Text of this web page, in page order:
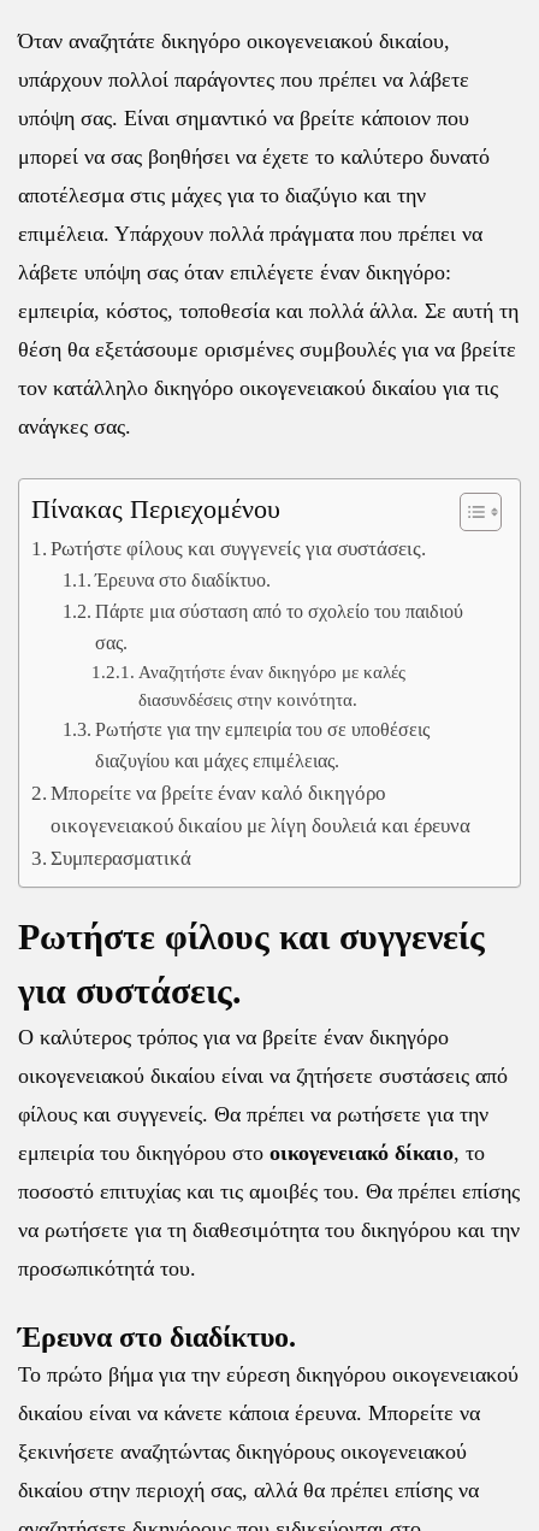
Όταν αναζητάτε δικηγόρο οικογενειακού δικαίου,
υπάρχουν πολλοί παράγοντες που πρέπει να λάβετε
υπόψη σας. Είναι σημαντικό να βρείτε κάποιον που
μπορεί να σας βοηθήσει να έχετε το καλύτερο δυνατό
αποτέλεσμα στις μάχες για το διαζύγιο και την
επιμέλεια. Υπάρχουν πολλά πράγματα που πρέπει να
λάβετε υπόψη σας όταν επιλέγετε έναν δικηγόρο:
εμπειρία, κόστος, τοποθεσία και πολλά άλλα. Σε αυτή τη
θέση θα εξετάσουμε ορισμένες συμβουλές για να βρείτε
τον κατάλληλο δικηγόρο οικογενειακού δικαίου για τις
ανάγκες σας.
Πίνακας Περιεχομένου
Ρωτήστε φίλους και συγγενείς για συστάσεις.
Έρευνα στο διαδίκτυο.
Πάρτε μια σύσταση από το σχολείο του παιδιού
σας.
Αναζητήστε έναν δικηγόρο με καλές
διασυνδέσεις στην κοινότητα.
Ρωτήστε για την εμπειρία του σε υποθέσεις
διαζυγίου και μάχες επιμέλειας.
Μπορείτε να βρείτε έναν καλό δικηγόρο
οικογενειακού δικαίου με λίγη δουλειά και έρευνα
Συμπερασματικά
Ρωτήστε φίλους και συγγενείς
για συστάσεις.
Ο καλύτερος τρόπος για να βρείτε έναν δικηγόρο
οικογενειακού δικαίου είναι να ζητήσετε συστάσεις από
φίλους και συγγενείς. Θα πρέπει να ρωτήσετε για την
εμπειρία του δικηγόρου στο οικογενειακό δίκαιο, το
ποσοστό επιτυχίας και τις αμοιβές του. Θα πρέπει επίσης
να ρωτήσετε για τη διαθεσιμότητα του δικηγόρου και την
προσωπικότητά του.
Έρευνα στο διαδίκτυο.
Το πρώτο βήμα για την εύρεση δικηγόρου οικογενειακού
δικαίου είναι να κάνετε κάποια έρευνα. Μπορείτε να
ξεκινήσετε αναζητώντας δικηγόρους οικογενειακού
δικαίου στην περιοχή σας, αλλά θα πρέπει επίσης να